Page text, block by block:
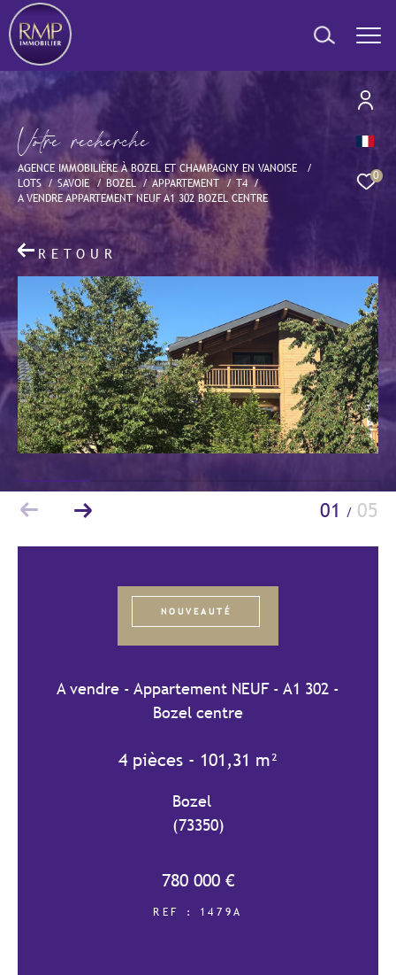
0
Votre recherche
AGENCE IMMOBILIÈRE À BOZEL ET CHAMPAGNY EN VANOISE
LOTS
SAVOIE BOZEL APPARTEMENT
T4
A VENDRE APPARTEMENT NEUF A1 302 BOZEL CENTRE
RETOUR
01 / 05
NOUVEAUTÉ
A vendre - Appartement NEUF - A1 302 -
Bozel centre
4 pièces - 101,31 m²
Bozel
(73350)
780 000 €
REF : 1479A
Effectuer une recherche
et trouver le bien qui correspond à vos critères
Type
d'offre
Offres programmes neufs
Type
de
bien
Type de bien
Ville
Budget
Budget
Surface
Pièces
PARKING/GARAGE
FILTRER PAR